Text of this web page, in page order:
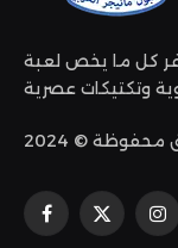
كل ما يخص لعبة
فيسبوك
X